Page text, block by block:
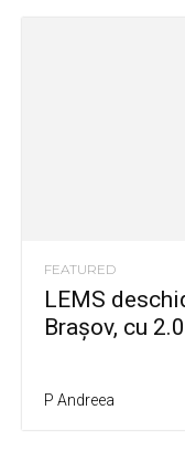
FEATURED
LEMS
Brașov, cu
P Andreea